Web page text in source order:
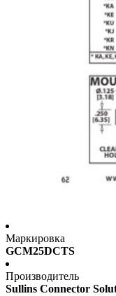
Маркировка
GCM25DCTS
Производитель
Sullins Connector